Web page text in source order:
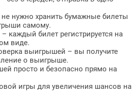
нужно хранить бумажные билеты
самому.
каждый билет регистрируется на
виде.
выигрышей – вы получите
о выигрыше.
просто и безопасно прямо на
игры для увеличения шансов на